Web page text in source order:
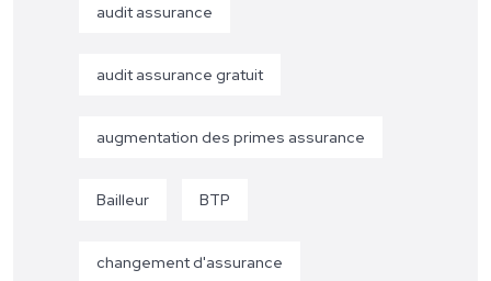
audit assurance
audit assurance gratuit
augmentation des primes assurance
Bailleur BTP
changement d'assurance